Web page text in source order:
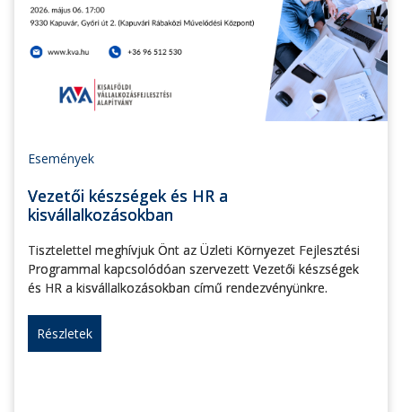
Események
Vezetői készségek és HR a
kisvállalkozásokban
Tisztelettel meghívjuk Önt az Üzleti Környezet Fejlesztési
Programmal kapcsolódóan szervezett Vezetői készségek
és HR a kisvállalkozásokban című rendezvényünkre.
Részletek